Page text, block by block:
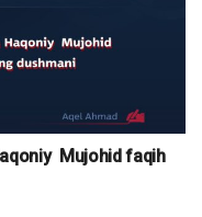
Mujohid faqih